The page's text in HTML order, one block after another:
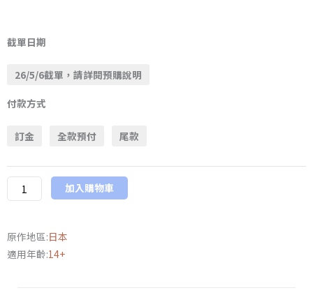
截單日期
26/5/6截單，請詳閱預購說明
付款方式
訂金 全款預付 尾款
注
購
年
月
下
旬
日
AVIOT
×
加入購物車
原作地區:日本
適用年齡:14+